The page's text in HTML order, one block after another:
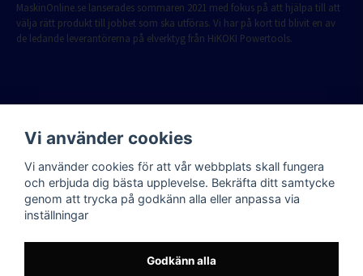
MaskinOnline.se lanserades sommaren 2021 med fokus på att hjälpa till att
välja rätt produkt till jobbet som ska utföras. Vi har på kort tid blivit en av
de ledande leverantörerna på elverktyg från HiKOKI Powertools.
Vi använder cookies
Vi använder cookies för att vår webbplats skall fungera
och erbjuda dig bästa upplevelse. Bekräfta ditt samtycke
genom att trycka på godkänn alla eller anpassa via
inställningar
Godkänn alla